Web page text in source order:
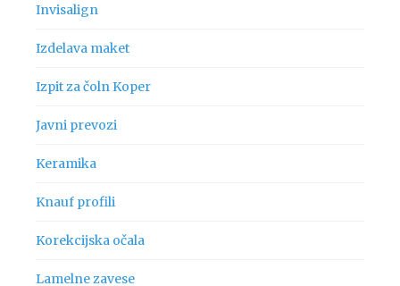
Invisalign
Izdelava maket
Izpit za čoln Koper
Javni prevozi
Keramika
Knauf profili
Korekcijska očala
Lamelne zavese